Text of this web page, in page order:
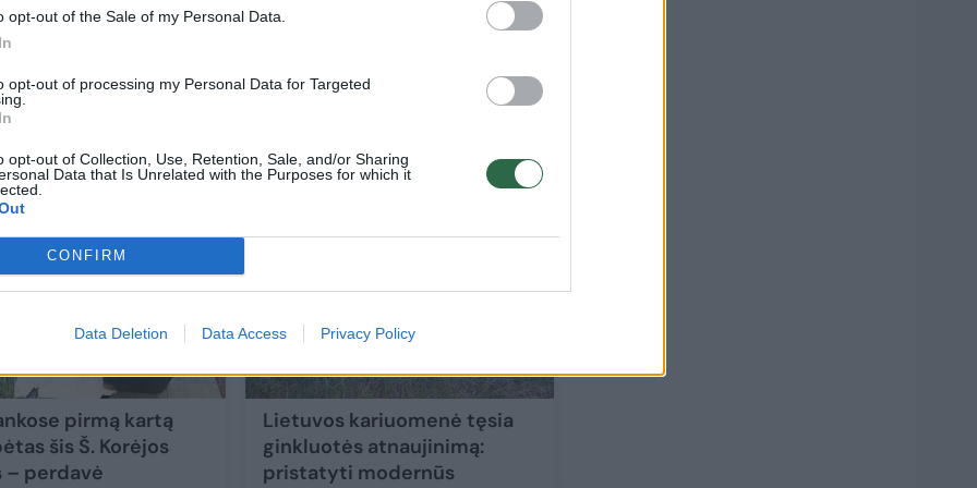
opt-out of the Sale of my Personal Data.
opt-out of processing my Personal Data for Targeted
opt-out of Collection, Use, Retention, Sale, and/or Sharing
Data that Is Unrelated with the Purposes for which it
CONFIRM
Data Deletion Data Access Privacy Policy
Rusai skelbia, kad prie jų kariuomenės jungiasi
Mokslas ir IT 2025-09-12
pirmą kartą
šis Š. Korėjos
– perdavė
Lietuvos kariuomenė tęsia
ginkluotės atnaujinimą:
pristatyti modernūs